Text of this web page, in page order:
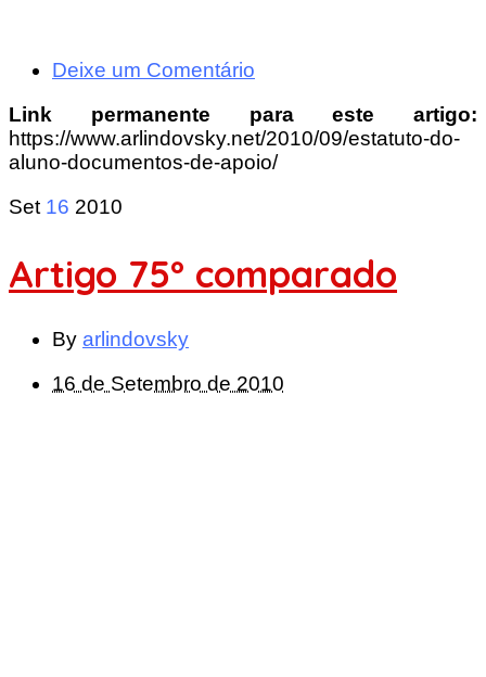
Deixe um Comentário
Link permanente para este artigo:
https://www.arlindovsky.net/2010/09/estatuto-do-
aluno-documentos-de-apoio/
Set 16 2010
Artigo 75º comparado
By arlindovsky
16 de Setembro de 2010